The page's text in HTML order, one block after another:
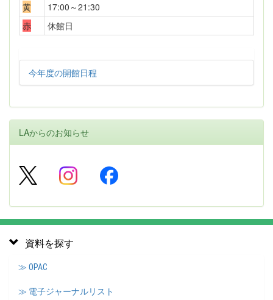
黄
17:00～21:30
赤
休館日
今年度の開館日程
LAからのお知らせ
資料を探す
≫ OPAC
≫ 電子ジャーナルリスト